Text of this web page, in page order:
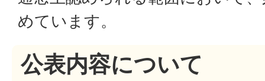
めています。
公表内容について